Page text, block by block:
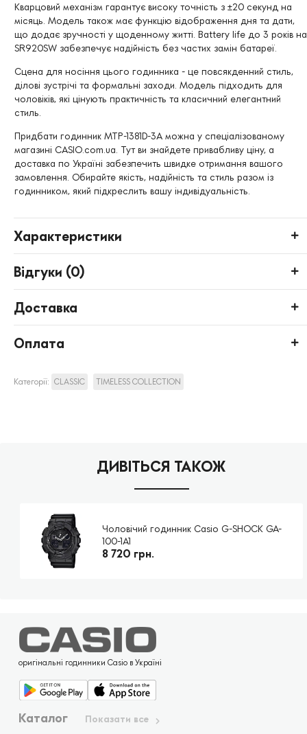
Кварцовий механізм гарантує високу точність з ±20 секунд на
місяць. Модель також має функцію відображення дня та дати,
що додає зручності у щоденному житті. Battery life до 3 років на
SR920SW забезпечує надійність без частих замін батареї.
Сцена для носіння цього годинника - це повсякденний стиль,
ділові зустрічі та формальні заходи. Модель підходить для
чоловіків, які цінують практичність та класичний елегантний
стиль.
Придбати годинник MTP-1381D-3A можна у спеціалізованому
магазині CASIO.com.ua. Тут ви знайдете привабливу ціну, а
доставка по Україні забезпечить швидке отримання вашого
замовлення. Обирайте якість, надійність та стиль разом із
годинником, який підкреслить вашу індивідуальність.
Характеристики
Відгуки (0)
Доставка
Оплата
Категорії: CLASSIC TIMELESS COLLECTION
ДИВІТЬСЯ ТАКОЖ
Чоловічий годинник Casio G-SHOCK GA-
100-1A1
8 720 грн.
оригінальні годинники Casio в Україні
Каталог Показати все